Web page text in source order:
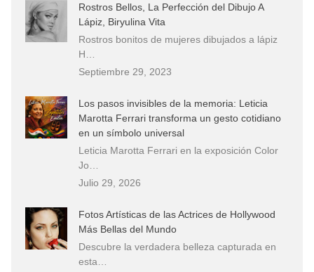
Rostros Bellos, La Perfección del Dibujo A
Lápiz, Biryulina Vita
Rostros bonitos de mujeres dibujados a lápiz
H…
Septiembre 29, 2023
Los pasos invisibles de la memoria: Leticia
Marotta Ferrari transforma un gesto cotidiano
en un símbolo universal
Leticia Marotta Ferrari en la exposición Color
Jo…
Julio 29, 2026
Fotos Artísticas de las Actrices de Hollywood
Más Bellas del Mundo
Descubre la verdadera belleza capturada en
esta…